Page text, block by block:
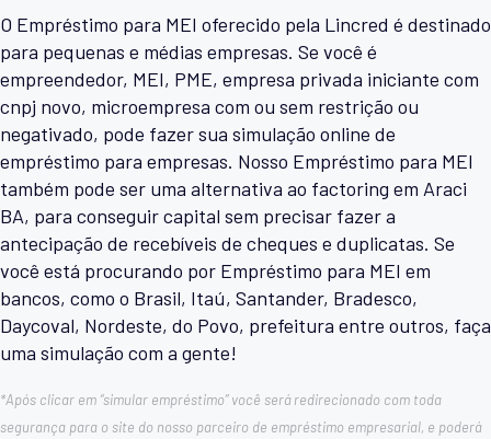
O Empréstimo para MEI oferecido pela Lincred é destinado
para pequenas e médias empresas. Se você é
empreendedor, MEI, PME, empresa privada iniciante com
cnpj novo, microempresa com ou sem restrição ou
negativado, pode fazer sua simulação online de
empréstimo para empresas. Nosso Empréstimo para MEI
também pode ser uma alternativa ao factoring em Araci
BA, para conseguir capital sem precisar fazer a
antecipação de recebíveis de cheques e duplicatas. Se
você está procurando por Empréstimo para MEI em
bancos, como o Brasil, Itaú, Santander, Bradesco,
Daycoval, Nordeste, do Povo, prefeitura entre outros, faça
uma simulação com a gente!
*Após clicar em “simular empréstimo” você será redirecionado com toda
segurança para o site do nosso parceiro de empréstimo empresarial, e poderá